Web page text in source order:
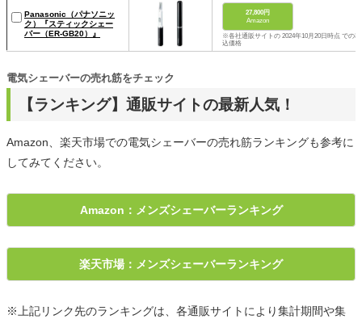
Panasonic（パナソニッ
ク）『スティックシェー
バー（ER-GB20）』
27,800円
Amazon
※各社通販サイトの 2024年10月20日時点 での税
込価格
【ランキング】通販サイトの最新人気！
電気シェーバーの売れ筋をチェック
Amazon、楽天市場での電気シェーバーの売れ筋ランキングも参考に
してみてください。
Amazon：メンズシェーバーランキング
楽天市場：メンズシェーバーランキング
※上記リンク先のランキングは、各通販サイトにより集計期間や集